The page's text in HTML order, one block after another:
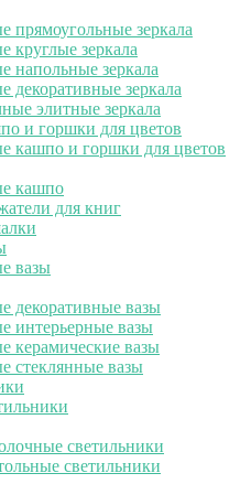
прямоугольные зеркала
круглые зеркала
напольные зеркала
декоративные зеркала
элитные зеркала
и горшки для цветов
кашпо и горшки для цветов
кашпо
для книг
вазы
декоративные вазы
интерьерные вазы
керамические вазы
стеклянные вазы
светильники
светильники